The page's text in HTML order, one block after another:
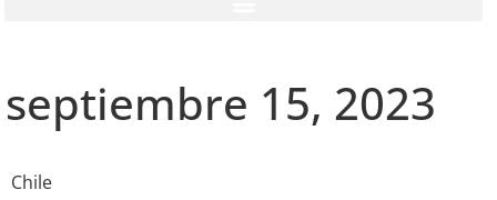
septiembre 15, 2023
Chile